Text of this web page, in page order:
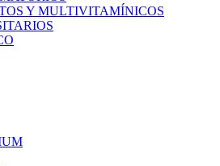
Y MULTIVITAMÍNICOS